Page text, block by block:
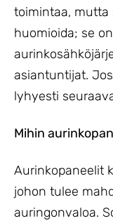
toimintaa, mutta
huomioida; se
asiantuntijat.
lyhyesti
Mihin
Aurinkopaneelit
johon tulee
auringonvaloa.